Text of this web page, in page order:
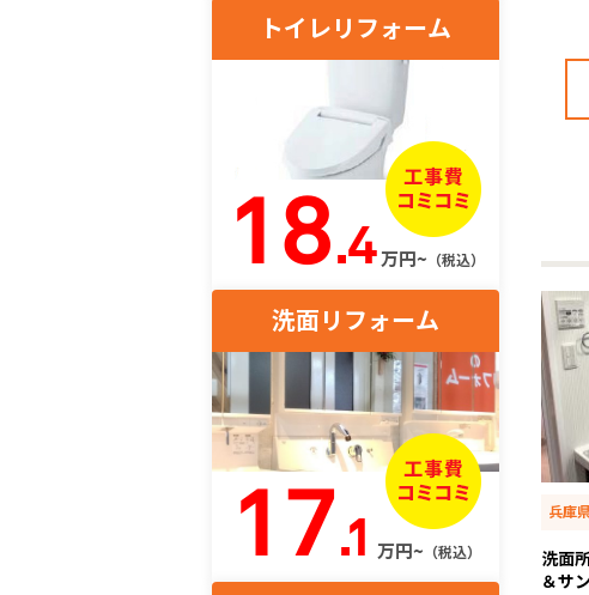
兵庫
洗面
＆サ
トイレリフォーム
18.4万円~ （税込）
洗面リフォーム
17.1 万円~ （税込）